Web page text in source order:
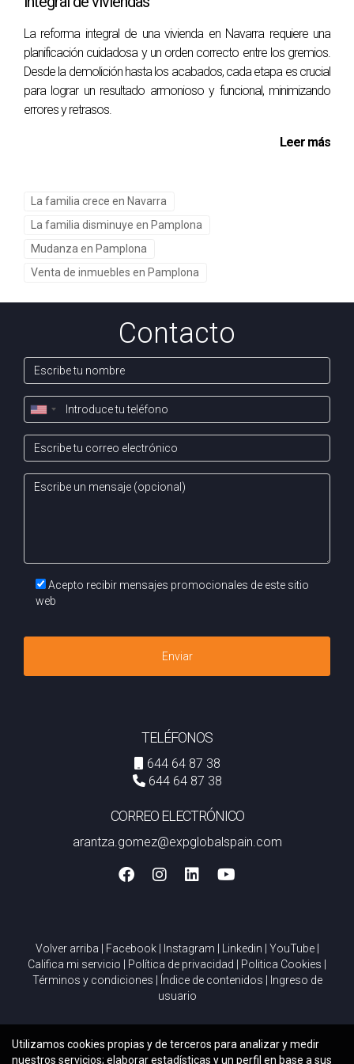
Si deseas más información sobre cómo encontrar tu
hogar ideal en Pamplona o necesitas asesoramiento
sobre el proceso inmobiliario, no dudes en ponerte en
contacto con Arantza Gómez. Ella tiene el
conocimiento y la pasión necesarios para guiarte en
cada paso del camino hacia tu nueva vida en esta
¿Qué actividades se pueden hacer cerca de
Pamplona?
Las opciones son variadas: senderismo, ciclismo,
visitas culturales y actividades acuáticas son solo
¿Cuánto tiempo se tarda en llegar a estos
La mayoría están a menos de una hora en coche, lo
que hace fácil planificar una escapada rápida.
¿Es fácil encontrar alojamiento en
Pamplona?
Sí, hay muchas opciones disponibles según tus
Pamplona tiene un clima oceánico moderado con
veranos cálidos e inviernos frescos.
público desde Pamplona?
Habla con Arantza por Whatsapp
La reforma integral de una vivienda en Navarra requiere una
planificación cuidadosa y un orden correcto entre los gremios.
Desde la demolición hasta los acabados, cada etapa es crucial
para lograr un resultado armonioso y funcional, minimizando
errores y retrasos.
Leer más
La familia crece en Navarra
La familia disminuye en Pamplona
Mudanza en Pamplona
Venta de inmuebles en Pamplona
Contacto
Acepto recibir mensajes promocionales de este sitio
web
Enviar
TELÉFONOS
644 64 87 38
644 64 87 38
CORREO ELECTRÓNICO
arantza.gomez@expglobalspain.com
Volver arriba Facebook| Instagram Linkedin YouTube|
Califica mi servicio
Política de privacidad Politica Cookies
Términos y condiciones
Índice de contenidos
Ingreso de
usuario
Utilizamos cookies propias y de terceros para analizar y medir
nuestros servicios; elaborar estadísticas y un perfil en base a sus